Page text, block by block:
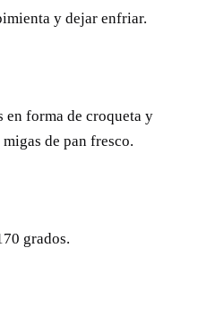
y dejar enfriar.
forma de croqueta y
de pan fresco.
grados.